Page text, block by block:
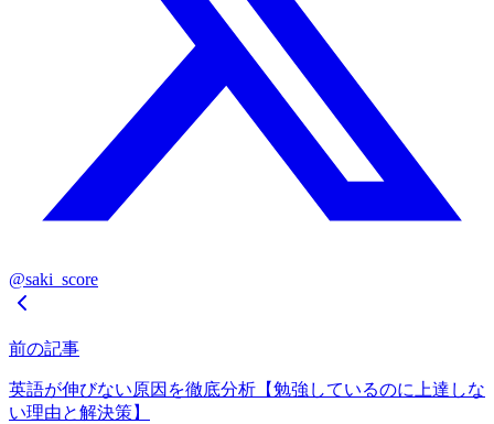
@saki_score
前の記事
英語が伸びない原因を徹底分析【勉強しているのに上達しな
い理由と解決策】